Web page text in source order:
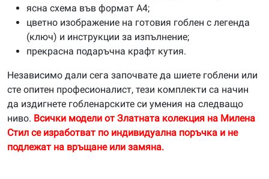
ясна схема във формат А4;
цветно изображение на готовия гоблен с легенда
(ключ) и инструкции за изпълнение;
прекрасна подаръчна крафт кутия.
Независимо дали сега започвате да шиете гоблени или
сте опитен професионалист, тези комплекти са начин
да издигнете гобленарските си умения на следващо
ниво. Всички модели от Златната колекция на Милена
Стил се изработват по индивидуална поръчка и не
подлежат на връщане или замяна.